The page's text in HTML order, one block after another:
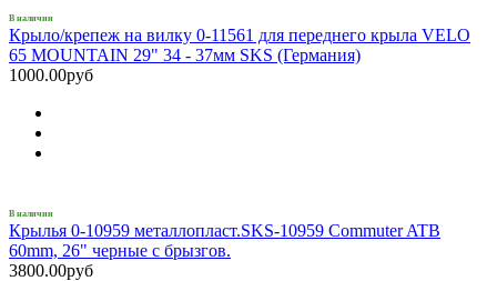
В наличии
Крыло/крепеж на вилку 0-11561 для переднего крыла VELO
65 MOUNTAIN 29" 34 - 37мм SKS (Германия)
1000.00руб
В наличии
Крылья 0-10959 металлопласт.SKS-10959 Commuter ATB
60mm, 26" черные с брызгов.
3800.00руб